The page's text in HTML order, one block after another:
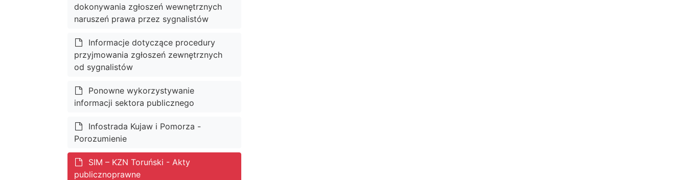
dokonywania zgłoszeń wewnętrznych
naruszeń prawa przez sygnalistów
Informacje dotyczące procedury
przyjmowania zgłoszeń zewnętrznych
od sygnalistów
Ponowne wykorzystywanie
informacji sektora publicznego
Infostrada Kujaw i Pomorza -
Porozumienie
SIM – KZN Toruński - Akty
publicznoprawne